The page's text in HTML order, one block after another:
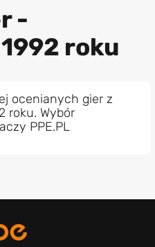
-
roku
ocenianych gier z
roku. Wybór
PPE.PL